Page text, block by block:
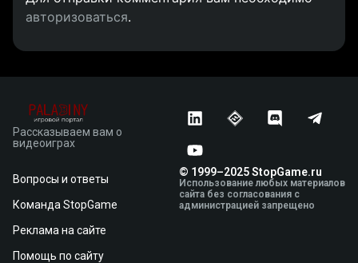
авторизоваться.
Рассказываем вам о
видеоиграх
Вопросы и ответы
Команда StopGame
Реклама на сайте
Помощь по сайту
© 1999–2025 StopGame.ru
Использование любых материалов
сайта без согласования с
администрацией запрещено